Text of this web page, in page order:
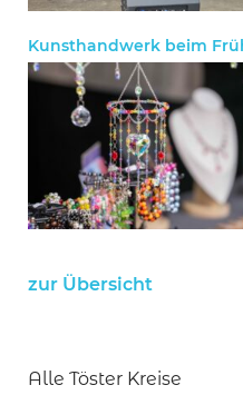
Kunsthandwerk beim
zur Übersicht
Alle Töster Kreise